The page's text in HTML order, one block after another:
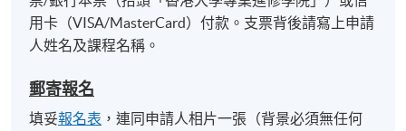
用卡（VISA/MasterCard）付款。支票背後請寫上申請
人姓名及課程名稱。
郵寄報名
填妥報名表 ，連同申請人相片一張（背景必須無任何